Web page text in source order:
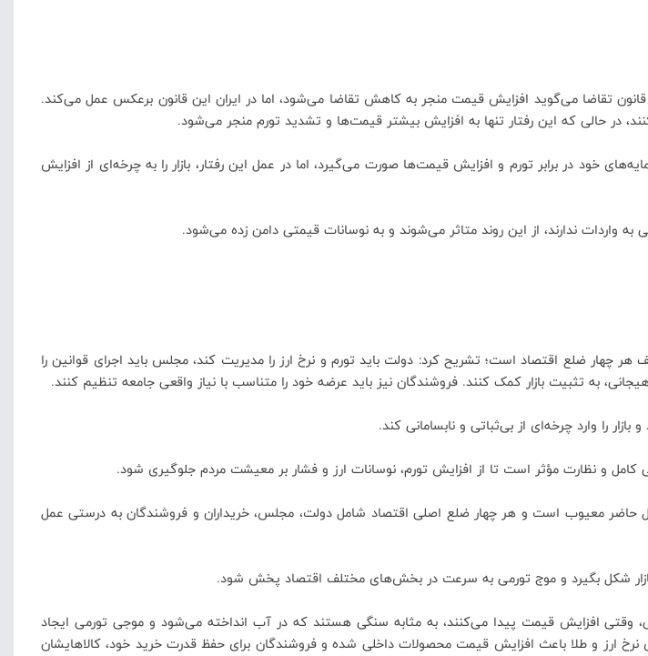
تقاضا می‌گوید افزایش قیمت منجر به کاهش تقاضا می‌شود، اما در ایران این قانون برعکس عمل می‌کند.
در حالی که این رفتار تنها به افزایش بیشتر قیمت‌ها و تشدید تورم منجر می‌شود.
خود در برابر تورم و افزایش قیمت‌ها صورت می‌گیرد، اما در عمل این رفتار، بازار را به چرخه‌ای از افزایش
واردات ندارند، از این روند متاثر می‌شوند و به نوسانات قیمتی دامن زده می‌شود.
ضلع اقتصاد است؛ تشریح کرد: دولت باید تورم و نرخ ارز را مدیریت کند، مجلس باید اجرای قوانین را
به تثبیت بازار کمک کنند. فروشندگان نیز باید عرضه خود را متناسب با نیاز واقعی جامعه تنظیم کنند.
را وارد چرخه‌ای از بی‌ثباتی و نابسامانی کند.
و نظارت مؤثر است تا از افزایش تورم، نوسانات ارز و فشار بر معیشت مردم جلوگیری شود.
حاضر معیوب است و هر چهار ضلع اصلی اقتصاد شامل دولت، مجلس، خریداران و فروشندگان به درستی عمل
شکل بگیرد و موج تورمی به سرعت در بخش‌های مختلف اقتصاد پخش شود.
وقتی افزایش قیمت پیدا می‌کنند، به مثابه سنگی هستند که در آب انداخته می‌شود و موجی تورمی ایجاد
ارز و طلا باعث افزایش قیمت محصولات داخلی شده و فروشندگان برای حفظ قدرت خرید خود، کالاهایشان